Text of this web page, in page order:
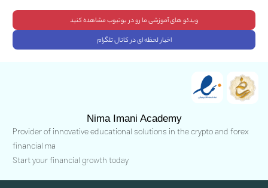
ویدئو های آموزشی ما رو در یوتیوب مشاهده کنید
اخبار لحظه ای در کانال تلگرام
Nima Imani Academy
Provider of innovative educational solutions in the crypto and forex
financial ma
Start your financial growth today